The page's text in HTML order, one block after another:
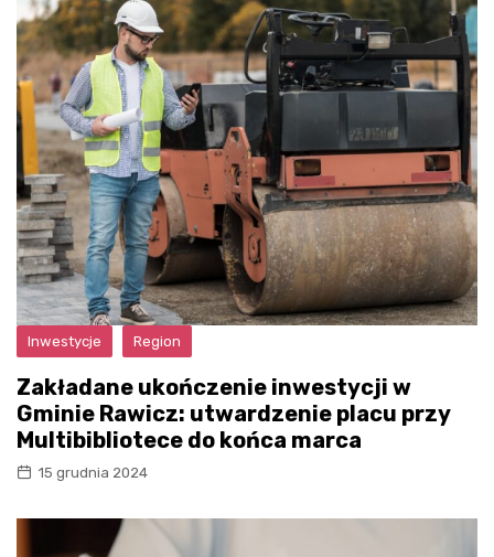
Inwestycje Region
Zakładane ukończenie inwestycji w
Gminie Rawicz: utwardzenie placu przy
Multibibliotece do końca marca
15 grudnia 2024